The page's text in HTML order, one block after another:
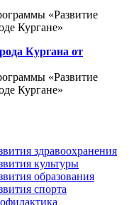
«Развитие
Кургане»
Кургана от
«Развитие
Кургане»
здравоохранения
культуры
образования
спорта